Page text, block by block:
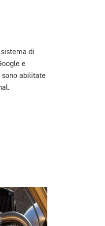
di
e
abilitate